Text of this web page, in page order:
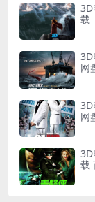
载
网
网
载